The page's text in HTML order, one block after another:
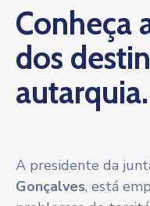
Conheça
dos
autarquia.
A presidente da
Gonçalves, está